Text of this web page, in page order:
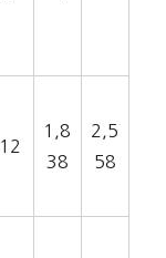
12
1,8
38
2,5
58